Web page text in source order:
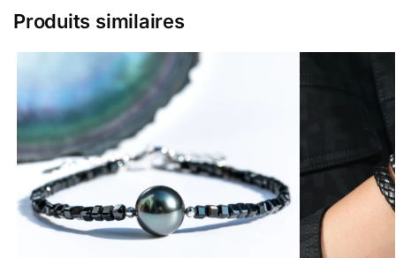
Produits similaires